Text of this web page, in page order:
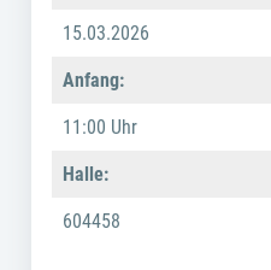
15.03.2026
Anfang:
11:00 Uhr
Halle:
604458